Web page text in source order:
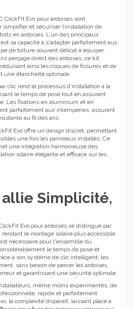
ClickFit Evo pour ardoises sont
et sécuriser l’installation de
en ardoises. L'un des principaux
sa capacité à s'adapter parfaitement aux
de toiture souvent délicat à équiper.
perçage direct des ardoises, ce kit
ainsi les risques de fissures et de
une étanchéité optimale.
clic rend le processus d’installation à la
le temps de pose tout en assurant
Les fixations en aluminium et en
parfaitement aux intempéries, assurant
au fil des ans.
Evo offre un design discret, permettant
une fois les panneaux installés. Ce
une intégration harmonieuse des
solaire élégante et efficace sur les
Simplicité,
Evo pour ardoises se distingue par
le montage solaire plus accessible
nécessaire pour l'ensemble du
le temps de pose et
à son système de clic intelligent, les
sans besoin de percer les ardoises,
et garantissant une sécurité optimale.
même moins expérimentés, de
rapide et parfaitement
la complexité disparaît, laissant place à